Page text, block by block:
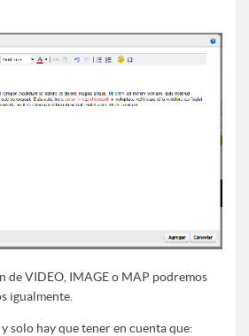
de VIDEO, IMAGE o MAP podremos
igualmente.
solo hay que tener en cuenta que: